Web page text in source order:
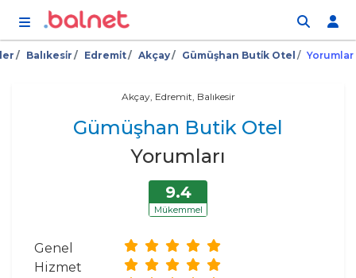
Balıkesi̇r Edremi̇t Akçay Gümüşhan Buti̇k Otel Yorumlar
Akçay, Edremit, Balıkesir
Gümüşhan Butik Otel
Yorumları
9.4
Mükemmel
Genel
Hizmet